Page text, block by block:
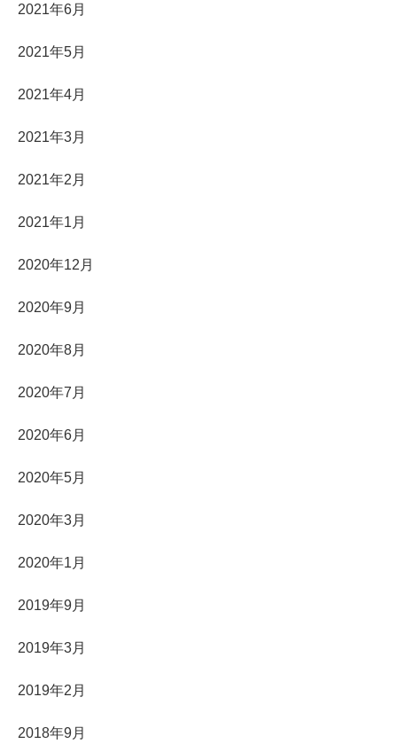
2021年6月
2021年5月
2021年4月
2021年3月
2021年2月
2021年1月
2020年12月
2020年9月
2020年8月
2020年7月
2020年6月
2020年5月
2020年3月
2020年1月
2019年9月
2019年3月
2019年2月
2018年9月